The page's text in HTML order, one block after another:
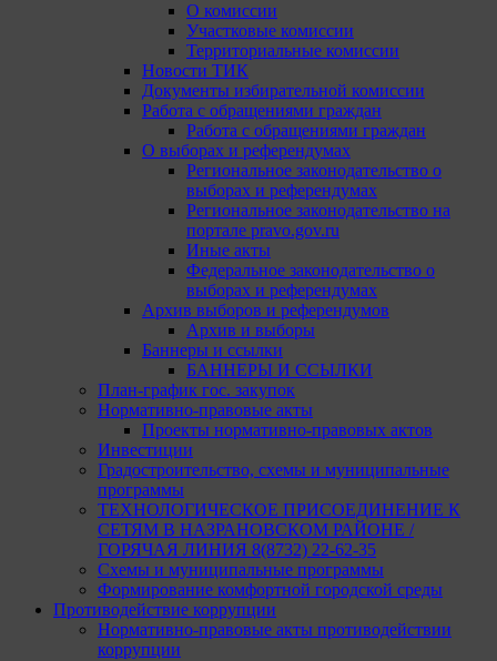
О комиссии
Участковые комиссии
Территориальные комиссии
Новости ТИК
Документы избирательной комиссии
Работа с обращениями граждан
Работа с обращениями граждан
О выборах и референдумах
Региональное законодательство о
выборах и референдумах
Региональное законодательство на
портале pravo.gov.ru
Иные акты
Федеральное законодательство о
выборах и референдумах
Архив выборов и референдумов
Архив и выборы
Баннеры и ссылки
БАННЕРЫ И ССЫЛКИ
План-график гос. закупок
Нормативно-правовые акты
Проекты нормативно-правовых актов
Инвестиции
Градостроительство, схемы и муниципальные
программы
ТЕХНОЛОГИЧЕСКОЕ ПРИСОЕДИНЕНИЕ К
СЕТЯМ В НАЗРАНОВСКОМ РАЙОНЕ /
ГОРЯЧАЯ ЛИНИЯ 8(8732) 22-62-35
Схемы и муниципальные программы
Формирование комфортной городской среды
Противодействие коррупции
Нормативно-правовые акты противодействии
коррупции